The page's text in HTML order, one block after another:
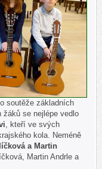
soutěže základních
se nejlépe vedlo
, kteří ve svých
kola. Neméně
a Martin
Martin Andrle a